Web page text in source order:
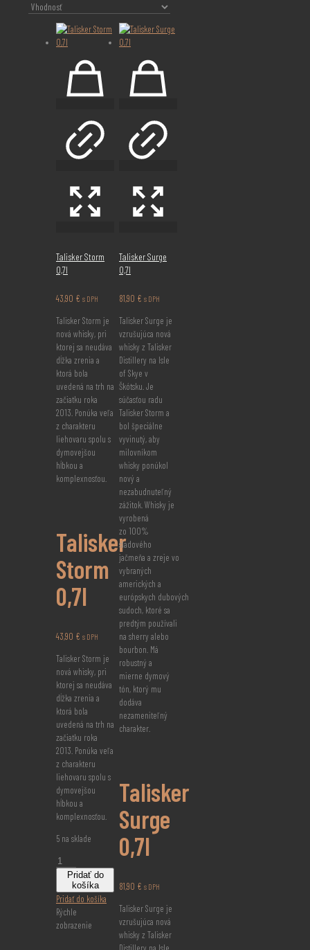
Talisker Storm
0,7l
43,90 € s DPH
Talisker Storm je
nová whisky, pri
ktorej sa neudáva
dĺžka zrenia a
ktorá bola
uvedená na trh na
začiatku roka
2013. Ponúka veľa
z charakteru
liehovaru spolu s
dymovejšou
hĺbkou a
komplexnosťou.
Talisker
Storm
0,7l
43,90 € s DPH
Talisker Storm je
nová whisky, pri
ktorej sa neudáva
dĺžka zrenia a
ktorá bola
uvedená na trh na
začiatku roka
2013. Ponúka veľa
z charakteru
liehovaru spolu s
dymovejšou
hĺbkou a
komplexnosťou.
5 na sklade
množstvo
Talisker
Storm
0,7l
Pridať do
košíka
Pridať do košíka
Rýchle
zobrazenie
Talisker Surge
0,7l
81,90 € s DPH
Talisker Surge je
vzrušujúca nová
whisky z Talisker
Distillery na Isle
of Skye v
Škótsku. Je
súčasťou radu
Talisker Storm a
bol špeciálne
vyvinutý, aby
milovníkom
whisky ponúkol
nový a
nezabudnuteľný
zážitok. Whisky je
vyrobená
zo 100%
sladového
jačmeňa a zreje vo
vybraných
amerických a
európskych dubových
sudoch, ktoré sa
predtým používali
na sherry alebo
bourbon. Má
robustný a
mierne dymový
tón, ktorý mu
dodáva
nezameniteľný
charakter.
Talisker
Surge
0,7l
81,90 € s DPH
Talisker Surge je
vzrušujúca nová
whisky z Talisker